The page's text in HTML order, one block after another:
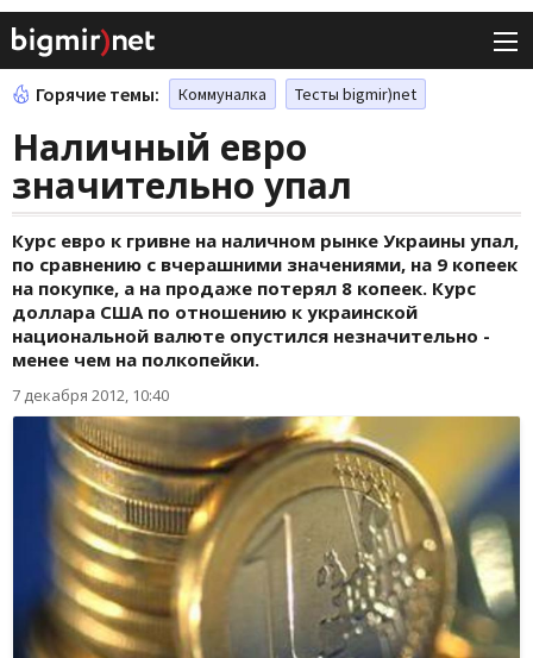
Горячие темы: Коммуналка Тесты bigmir)net
Наличный евро
значительно упал
Курс евро к гривне на наличном рынке Украины упал,
по сравнению с вчерашними значениями, на 9 копеек
на покупке, а на продаже потерял 8 копеек. Курс
доллара США по отношению к украинской
национальной валюте опустился незначительно -
менее чем на полкопейки.
7 декабря 2012, 10:40